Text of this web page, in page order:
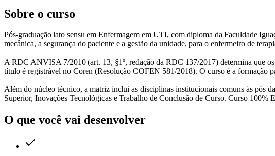
Sobre o curso
Pós-graduação lato sensu em Enfermagem em UTI, com diploma da Faculdade
mecânica, a segurança do paciente e a gestão da unidade, para o enfermeiro de
A RDC ANVISA 7/2010 (art. 13, §1º, redação da RDC 137/2017) determina que
título é registrável no Coren (Resolução COFEN 581/2018). O curso é a formação
Além do núcleo técnico, a matriz inclui as disciplinas institucionais comuns às
Superior, Inovações Tecnológicas e Trabalho de Conclusão de Curso. Curso
O que você vai desenvolver